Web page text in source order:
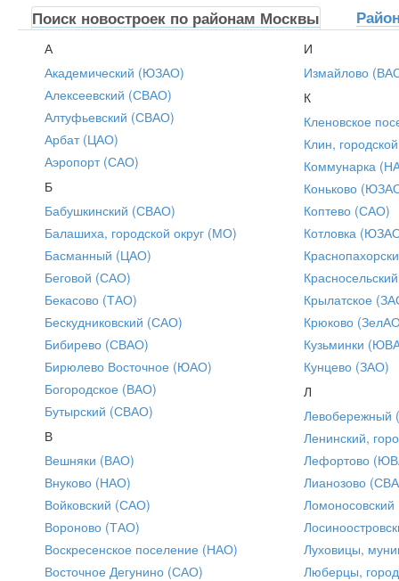
Поиск новостроек по районам Москвы
А
Академический (ЮЗАО)
Алексеевский (СВАО)
Алтуфьевский (СВАО)
Арбат (ЦАО)
Аэропорт (САО)
Б
Бабушкинский (СВАО)
Балашиха, городской округ (МО)
Басманный (ЦАО)
Беговой (САО)
Бекасово (ТАО)
Бескудниковский (САО)
Бибирево (СВАО)
Бирюлево Восточное (ЮАО)
Богородское (ВАО)
Бутырский (СВАО)
В
Вешняки (ВАО)
Внуково (НАО)
Войковский (САО)
Вороново (ТАО)
Воскресенское поселение (НАО)
Восточное Дегунино (САО)
И
Измайлово
К
Кленовское
Клин,
Коммунарка
Коньково
Коптево (САО)
Котловка
Крылатское
Крюково
Кузьминки
Кунцево (ЗАО)
Л
Ленинский,
Лефортово
Лианозово
Луховицы,
Люберцы,